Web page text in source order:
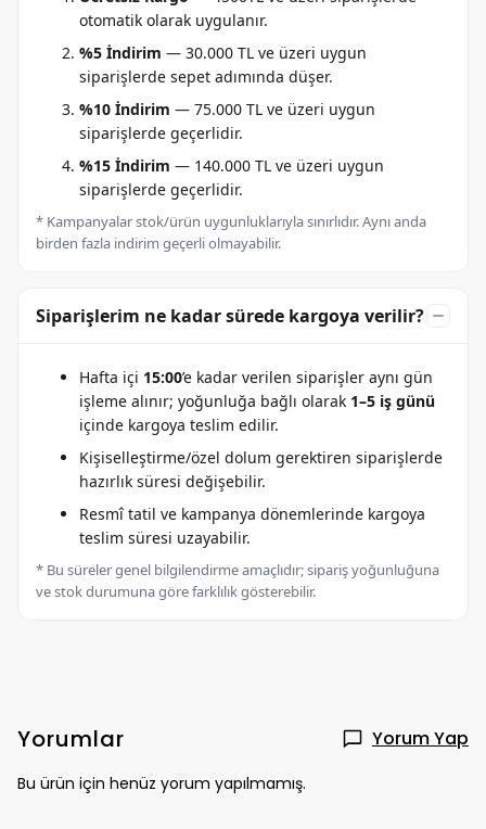
otomatik olarak uygulanır.
%5 İndirim — 30.000 TL ve üzeri uygun
siparişlerde sepet adımında düşer.
%10 İndirim — 75.000 TL ve üzeri uygun
siparişlerde geçerlidir.
%15 İndirim — 140.000 TL ve üzeri uygun
siparişlerde geçerlidir.
* Kampanyalar stok/ürün uygunluklarıyla sınırlıdır. Aynı anda
birden fazla indirim geçerli olmayabilir.
Siparişlerim ne kadar sürede kargoya verilir?
Hafta içi 15:00’e kadar verilen siparişler aynı gün
işleme alınır; yoğunluğa bağlı olarak 1–5 iş günü
içinde kargoya teslim edilir.
Kişiselleştirme/özel dolum gerektiren siparişlerde
hazırlık süresi değişebilir.
Resmî tatil ve kampanya dönemlerinde kargoya
teslim süresi uzayabilir.
* Bu süreler genel bilgilendirme amaçlıdır; sipariş yoğunluğuna
ve stok durumuna göre farklılık gösterebilir.
Yorumlar Yorum Yap
Bu ürün için henüz yorum yapılmamış.